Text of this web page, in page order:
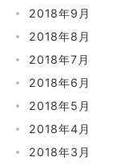
2018年9月
2018年8月
2018年7月
2018年6月
2018年5月
2018年4月
2018年3月